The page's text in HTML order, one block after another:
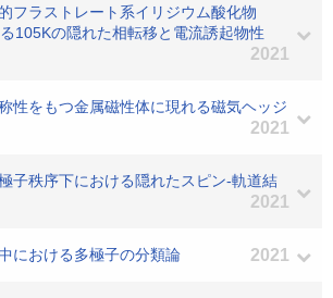
フラストレート系イリジウム酸化物
105Kの隠れた相転移と電流誘起物性
2021
性をもつ金属磁性体に現れる磁気ヘッジ
2021
子秩序下における隠れたスピン-軌道結
2021
における多極子の分類論 2021